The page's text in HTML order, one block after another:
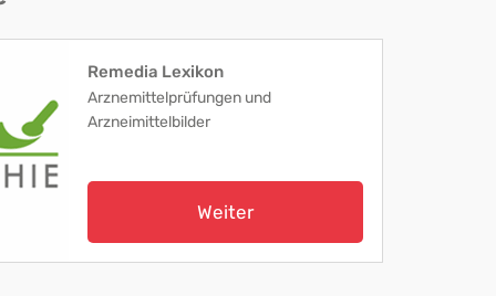
Remedia Lexikon
Arznemittelprüfungen und
Arzneimittelbilder
Weiter